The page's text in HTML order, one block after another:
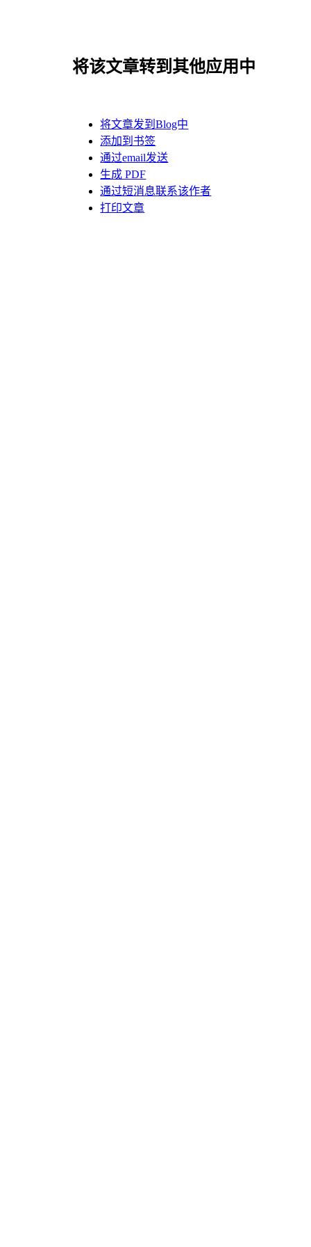
将该文章转到其他应用中
将文章发到Blog中
添加到书签
通过email发送
生成 PDF
通过短消息联系该作者
打印文章